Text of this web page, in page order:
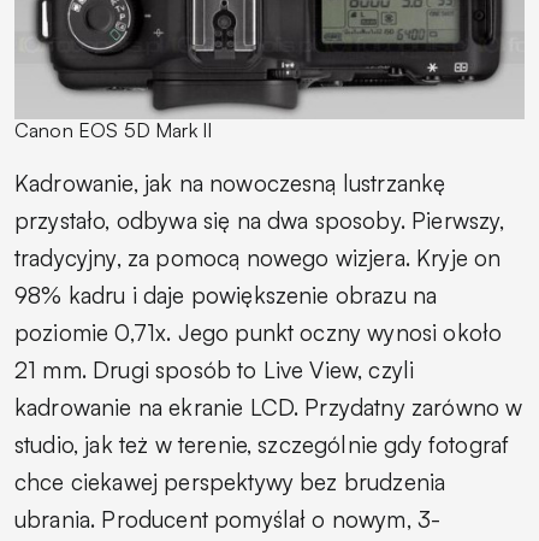
Canon EOS 5D Mark II
Kadrowanie, jak na nowoczesną lustrzankę
przystało, odbywa się na dwa sposoby. Pierwszy,
tradycyjny, za pomocą nowego wizjera. Kryje on
98% kadru i daje powiększenie obrazu na
poziomie 0,71x. Jego punkt oczny wynosi około
21 mm. Drugi sposób to Live View, czyli
kadrowanie na ekranie LCD. Przydatny zarówno w
studio, jak też w terenie, szczególnie gdy fotograf
chce ciekawej perspektywy bez brudzenia
ubrania. Producent pomyślał o nowym, 3-